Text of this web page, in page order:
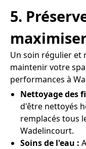
5.
Un soin régulier
maintenir votre
performances à
Nettoyage des
d'être nettoyés
remplacés tous
Wadelincourt.
Soins de l'eau :